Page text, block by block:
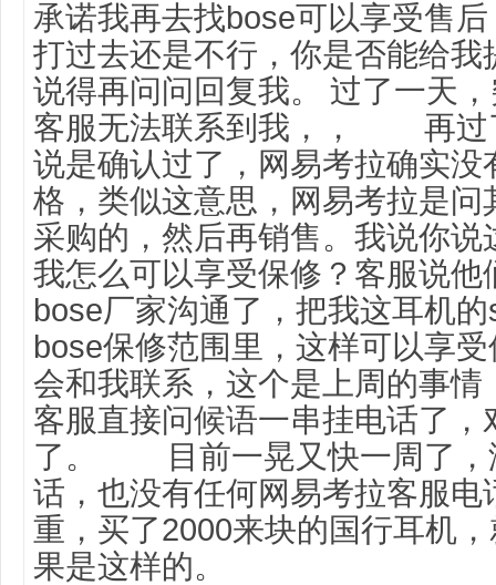
承诺我再去找bose可以享受售
打过去还是不行，你是否能给我
说得再问问回复我。
过了一天
客服无法联系到我，，
再过
说是确认过了，网易考拉确实
格，类似这意思，网易考拉是问
采购的，然后再销售。我说你
我怎么可以享受保修？客服说他
bose厂家沟通了，把我这耳机
bose保修范围里，这样可以享
会和我联系，这个是上周的事情
客服直接问候语一串挂电话了
了。
目前一晃又快一周了，
话，也没有任何网易考拉客服电
重，买了2000来块的国行耳机
果是这样的。